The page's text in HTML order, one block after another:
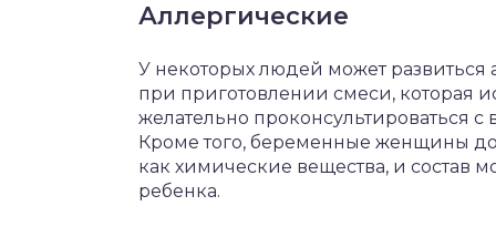
Аллергические
У некоторых людей может развиться
при приготовлении смеси, которая
желательно проконсультироваться
Кроме того, беременные женщины
как химические вещества, и состав
ребенка.